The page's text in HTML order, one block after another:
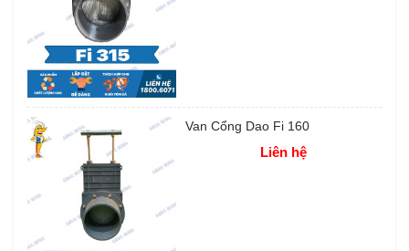
Van Cổng Dao Fi 160
Liên hệ